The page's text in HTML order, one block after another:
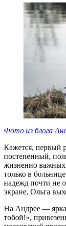
Фото из блога
Кажется, первый
постепенный,
жизненно
только в
надежд почти не
экране, Ольга
На Андрее —
тобой!»,